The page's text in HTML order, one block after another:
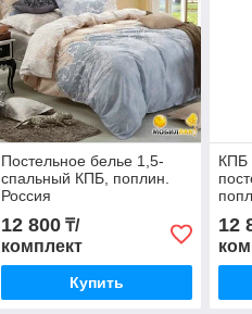
Постельное белье 1,5-
спальный КПБ, поплин.
Россия
12 800₸/
комплект
Купить
КПБ
12